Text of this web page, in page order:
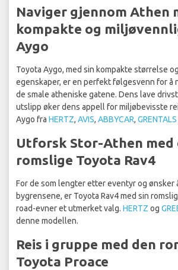
Naviger gjennom Athen
kompakte og
Aygo
Toyota Aygo, med sin kompakte størrelse
egenskaper, er en perfekt følgesvenn for å
de smale atheniske gatene. Dens lave
utslipp øker dens appell for miljøbevisste
Aygo fra HERTZ, AVIS, ABBYCAR, GRENTALS
Utforsk Stor-Athen med
romslige Toyota Rav4
For de som lengter etter eventyr og
bygrensene, er Toyota Rav4 med sin
road-evner et utmerket valg. HERTZ og
denne modellen.
Reis i gruppe med den
Toyota Proace